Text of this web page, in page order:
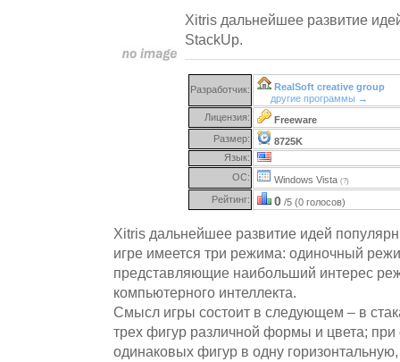
Xitris дальнейшее развитие
StackUp.
Разработчик:
RealSoft creative group
другие программы →
Лицензия:
Freeware
Размер:
8725K
Язык:
ОС:
Windows Vista (?)
Рейтинг: 0 /5 (0 голосов)
Xitris дальнейшее развитие идей
игре имеется три режима: одиночный
представляющие наибольший интерес
компьютерного интеллекта.
Смысл игры состоит в следующем – в
трех фигур различной формы и цвета; при
одинаковых фигур в одну